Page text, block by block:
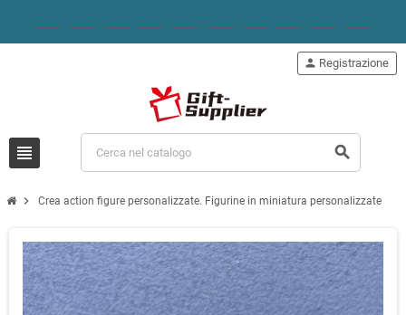
view_headline search
person Registrazione
chevron_right Crea action figure personalizzate. Figurine in miniatura personalizzate